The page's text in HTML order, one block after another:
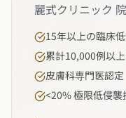
麗式クリニック
15年以上の臨床
累計10,000例以
皮膚科専門医認定
<20% 極限低侵